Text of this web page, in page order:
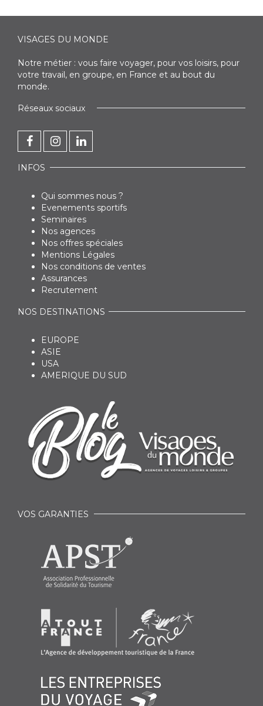
VISAGES DU MONDE
Notre métier : vous faire voyager, pour vos loisirs, pour
votre travail, en groupe, en France et au bout du
monde.
Réseaux sociaux
INFOS
Qui sommes nous ?
Evenements sportifs
Seminaires
Nos agences
Nos offres spéciales
Mentions Légales
Nos conditions de ventes
Assurances
Recrutement
NOS DESTINATIONS
EUROPE
ASIE
USA
AMERIQUE DU SUD
VOS GARANTIES